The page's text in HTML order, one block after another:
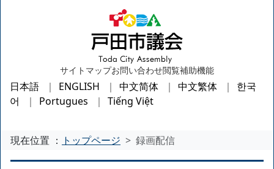
サイトマップお問い合わせ閲覧補助機能
日本語 ENGLISH 中文简体 中文繁体
한국
어
Portugues Tiếng Việt
現在位置 ： トップページ 録画配信